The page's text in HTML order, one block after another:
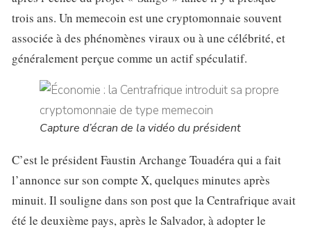
trois ans. Un memecoin est une cryptomonnaie souvent
associée à des phénomènes viraux ou à une célébrité, et
généralement perçue comme un actif spéculatif.
Capture d’écran de la vidéo du président
C’est le président Faustin Archange Touadéra qui a fait
l’annonce sur son compte X, quelques minutes après
minuit. Il souligne dans son post que la Centrafrique avait
été le deuxième pays, après le Salvador, à adopter le